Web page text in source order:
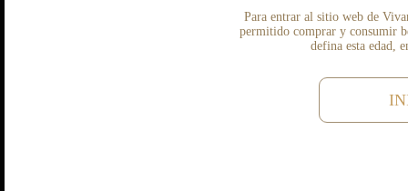
Para entrar al sitio web de
permitido comprar y consumir
defina esta edad,